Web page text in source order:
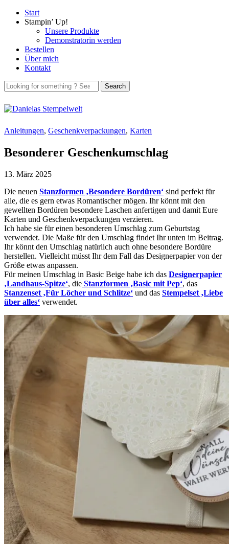
Start
Stampin’ Up!
Unsere Produkte
Demonstratorin werden
Bestellen
Über mich
Kontakt
Anleitungen, Geschenkverpackungen, Karten
Besonderer Geschenkumschlag
13. März 2025
Die neuen Stanzformen ‚Besondere Bordüren‘ sind perfekt für
alle, die es gern etwas Romantischer mögen. Ihr könnt mit den
gewellten Bordüren besondere Laschen anfertigen und damit Eure
Karten und Geschenkverpackungen verzieren.
Ich habe sie für einen besonderen Umschlag zum Geburtstag
verwendet. Die Maße für den Umschlag findet Ihr unten im Beitrag.
Ihr könnt den Umschlag natürlich auch ohne besondere Bordüre
herstellen. Vielleicht müsst Ihr dem Fall das Designerpapier von der
Größe etwas anpassen.
Für meinen Umschlag in Basic Beige habe ich das Designerpapier
‚Landhaus-Spitze‘, die Stanzformen ‚Basic mit Pep‘, das
Stanzenset ‚Für Löcher und Schlitze‘ und das Stempelset ‚Liebe
über alles‘ verwendet.